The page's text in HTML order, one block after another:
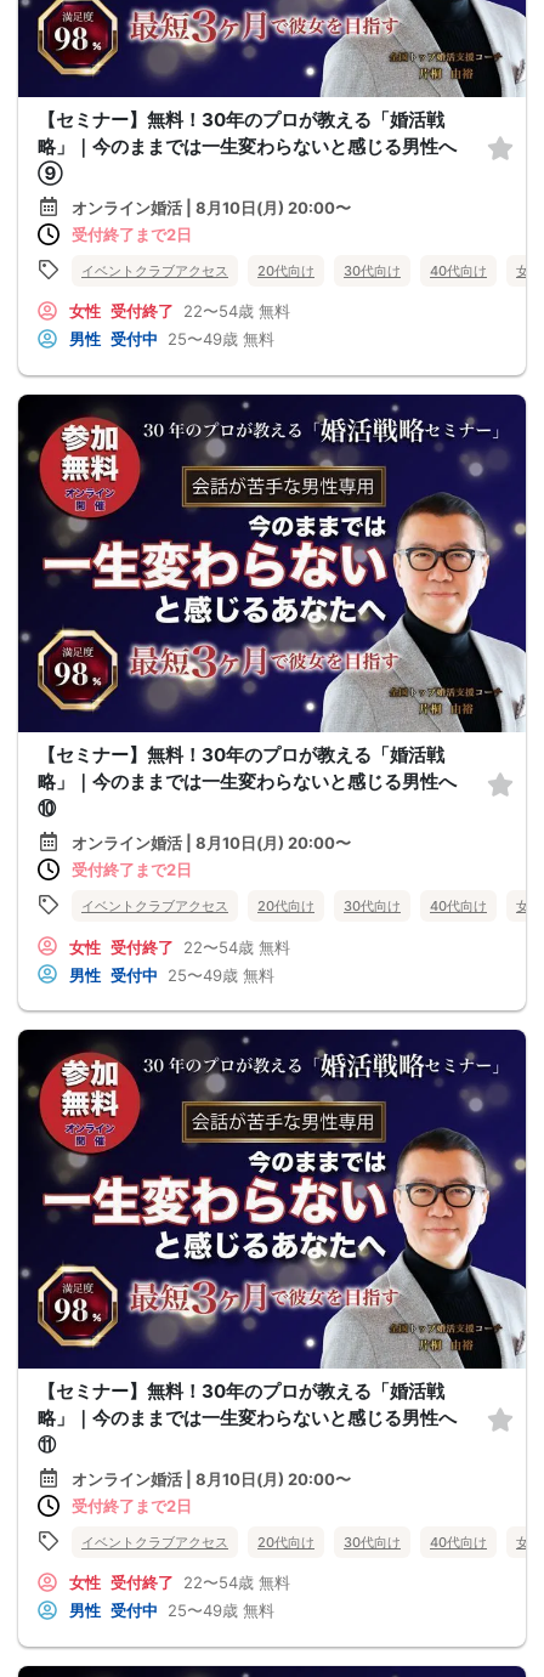
【セミナー】無料！30年のプロが教える「婚活戦
略」｜今のままでは一生変わらないと感じる男性へ
⑨
オンライン婚活 | 8月10日(月) 20:00〜
受付終了まで2日
イベントクラブアクセス 20代向け 30代向け 40代向け 女
女性 受付終了 22〜54歳 無料
男性 受付中 25〜49歳 無料
【セミナー】無料！30年のプロが教える「婚活戦
略」｜今のままでは一生変わらないと感じる男性へ
⑩
オンライン婚活 | 8月10日(月) 20:00〜
受付終了まで2日
イベントクラブアクセス 20代向け 30代向け 40代向け 女
女性 受付終了 22〜54歳 無料
男性 受付中 25〜49歳 無料
【セミナー】無料！30年のプロが教える「婚活戦
略」｜今のままでは一生変わらないと感じる男性へ
⑪
オンライン婚活 | 8月10日(月) 20:00〜
受付終了まで2日
イベントクラブアクセス 20代向け 30代向け 40代向け 女
女性 受付終了 22〜54歳 無料
男性 受付中 25〜49歳 無料